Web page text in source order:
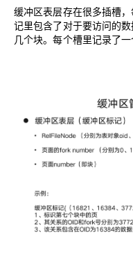
缓冲区表层存在很多插槽
记里包含了对于要访问的
几个块。每个槽里记录了一